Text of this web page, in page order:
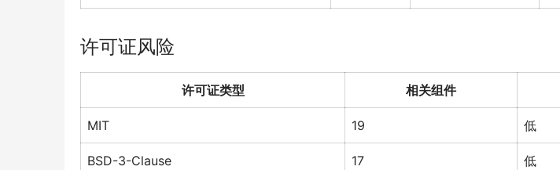
许可证风险
许可证类型 相关组件
MIT 19 低
BSD-3-Clause 17 低